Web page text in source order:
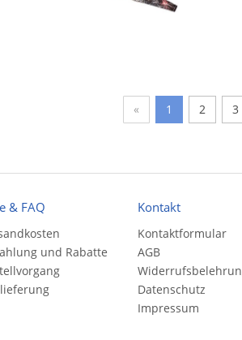
« 1 2 3
& FAQ
und Rabatte
Kontakt
Kontaktformular
AGB
Datenschutz
Impressum